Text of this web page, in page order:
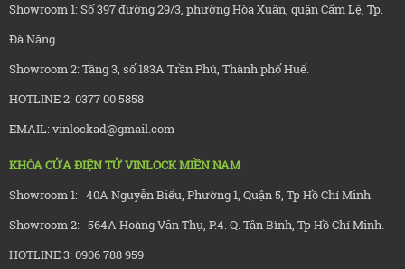
Showroom 1: Số 397 đường 29/3, phường Hòa Xuân, quận Cẩm Lệ, Tp.
Đà Nẵng
Showroom 2: Tầng 3, số 183A Trần Phú, Thành phố Huế.
HOTLINE 2: 0377 00 5858
EMAIL: vinlockad@gmail.com
KHÓA CỬA ĐIỆN TỬ VINLOCK MIỀN NAM
Showroom 1: 40A Nguyễn Biểu, Phường 1, Quận 5, Tp Hồ Chí Minh.
Showroom 2: 564A Hoàng Văn Thụ, P.4. Q. Tân Bình, Tp Hồ Chí Minh.
HOTLINE 3: 0906 788 959